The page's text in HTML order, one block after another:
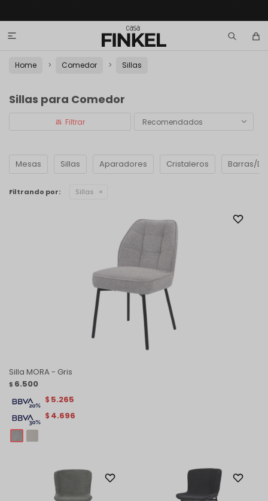

Home Comedor Sillas
Sillas para Comedor
Recomendados
Mesas Sillas Aparadores Cristaleros Barras/
Filtrando por: Sillas
Silla MORA - Gris
$ 6.500
$ 4.696
$ 5.265